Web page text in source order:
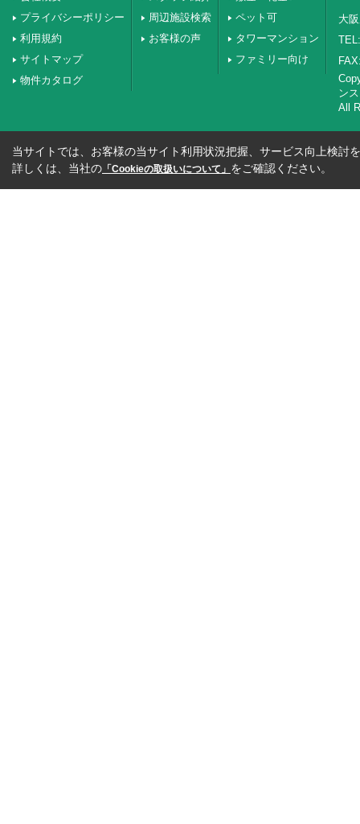
プライバシーポリシー
利用規約
サイトマップ
物件カタログ
周辺施設検索
お客様の声
ペット可
タワーマンション
ファミリー向け
大
ンス
All
当サイトでは、お客様の当サイト利用状況把握、サービス向上検討
詳しくは、当社の 「Cookieの取扱いについて」 をご確認ください。